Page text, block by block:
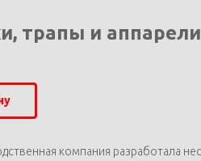
трапы и
компания разработала